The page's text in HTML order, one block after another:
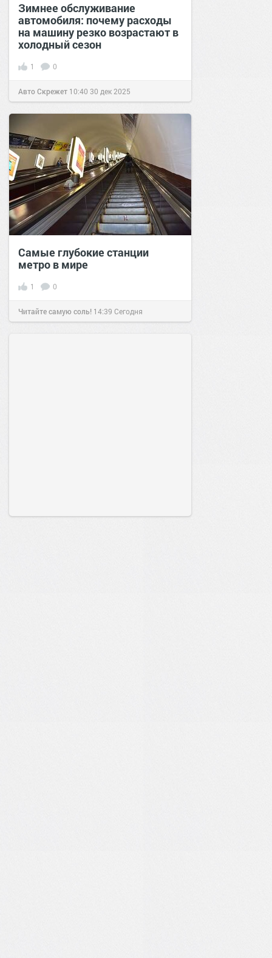
Зимнее обслуживание
автомобиля: почему расходы
на машину резко возрастают в
холодный сезон
1 0
Авто Скрежет 10:40 30 дек 2025
Самые глубокие станции
метро в мире
1 0
Читайте самую соль! 14:39 Сегодня